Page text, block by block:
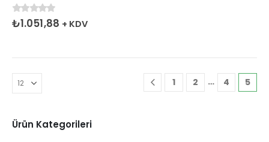
0 5 üzerinden
₺1.051,88 + KDV
1 2 … 4 5
Ürün Kategorileri